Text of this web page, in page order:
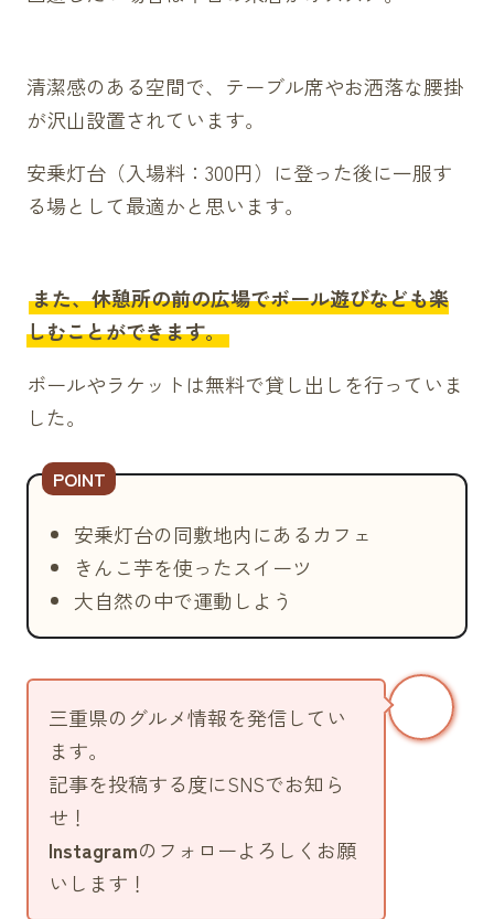
清潔感のある空間で、テーブル席やお洒落な腰掛
が沢山設置されています。
安乗灯台（入場料：300円）に登った後に一服す
る場として最適かと思います。
また、休憩所の前の広場でボール遊びなども楽
しむことができます。
ボールやラケットは無料で貸し出しを行っていま
した。
安乗灯台の同敷地内にあるカフェ
きんこ芋を使ったスイーツ
大自然の中で運動しよう
三重県のグルメ情報を発信してい
ます。
記事を投稿する度にSNSでお知ら
せ！
Instagramのフォローよろしくお願
いします！